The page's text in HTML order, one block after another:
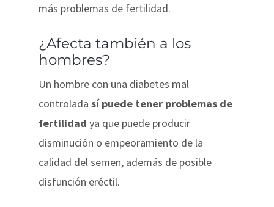
más problemas de fertilidad.
¿Afecta también a los
hombres?
Un hombre con una diabetes mal
controlada sí puede tener problemas de
fertilidad ya que puede producir
disminución o empeoramiento de la
calidad del semen, además de posible
disfunción eréctil.